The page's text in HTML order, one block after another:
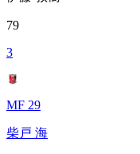
79
3
MF 29
柴戸 海